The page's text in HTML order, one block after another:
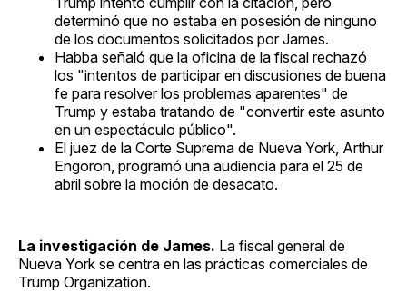
determinó que no estaba en posesión de ninguno
de los documentos solicitados por James.
Habba señaló que la oficina de la fiscal rechazó
los "intentos de participar en discusiones de buena
fe para resolver los problemas aparentes" de
Trump y estaba tratando de "convertir este asunto
en un espectáculo público".
El juez de la Corte Suprema de Nueva York, Arthur
Engoron, programó una audiencia para el 25 de
abril sobre la moción de desacato.
La investigación de James. La fiscal general de
Nueva York se centra en las prácticas comerciales de
Trump Organization.